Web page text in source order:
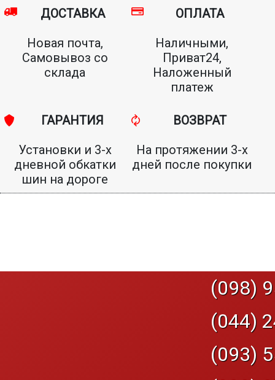
ДОСТАВКА
Новая почта,
Самовывоз со
склада
ОПЛАТА
Наличными,
Приват24,
Наложенный
платеж
ГАРАНТИЯ
Установки и 3-х
дневной обкатки
шин на дороге
ВОЗВРАТ
На протяжении 3-х
дней после покупки
(098)
(044)
(093)